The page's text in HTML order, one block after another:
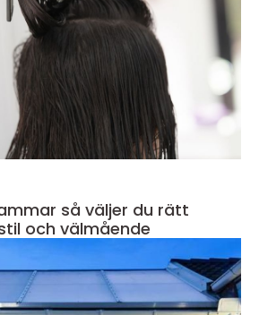
du rätt
och välmående